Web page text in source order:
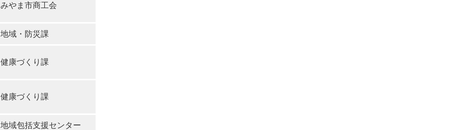
みやま市商工会
地域・防災課
健康づくり課
健康づくり課
地域包括支援センター